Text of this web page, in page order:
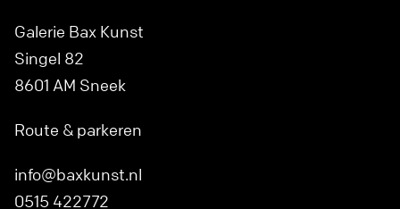
Galerie Bax Kunst
Singel 82
8601 AM Sneek
Route & parkeren
info@baxkunst.nl
0515 422772